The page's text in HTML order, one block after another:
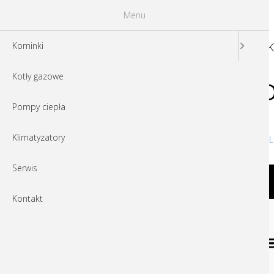
Menu
Kominki
Kotły gazowe
Pompy ciepła
Klimatyzatory
Serwis
Kontakt